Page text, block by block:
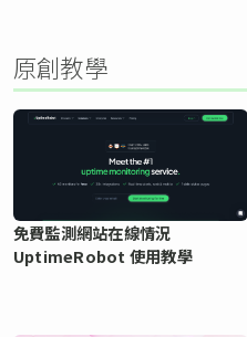
原創教學
免費監測網站在線情況
UptimeRobot 使用教學